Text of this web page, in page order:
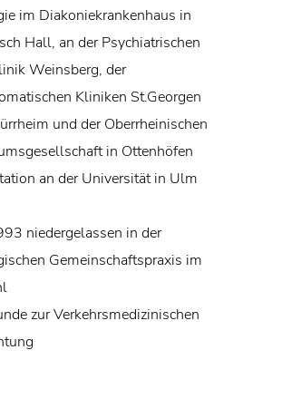
im Diakoniekrankenhaus in
Hall, an der Psychiatrischen
Weinsberg, der
Kliniken St.Georgen
und der Oberrheinischen
in Ottenhöfen
an der Universität in Ulm
niedergelassen in der
Gemeinschaftspraxis im
zur Verkehrsmedizinischen